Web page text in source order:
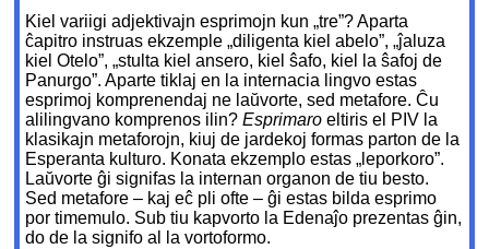
Kiel variigi adjektivajn esprimojn kun „tre”? Aparta
ĉapitro instruas ekzemple „diligenta kiel abelo”, „ĵaluza
kiel Otelo”, „stulta kiel ansero, kiel ŝafo, kiel la ŝafoj de
Panurgo”. Aparte tiklaj en la internacia lingvo estas
esprimoj komprenendaj ne laŭvorte, sed metafore. Ĉu
alilingvano komprenos ilin?Esprimaro eltiris el PIV la
klasikajn metaforojn, kiuj de jardekoj formas parton de la
Esperanta kulturo. Konata ekzemplo estas „leporkoro”.
Laŭvorte ĝi signifas la internan organon de tiu besto.
Sed metafore – kaj eĉ pli ofte – ĝi estas bilda esprimo
por timemulo. Sub tiu kapvorto la Edenaĵo prezentas ĝin,
do de la signifo al la vortoformo.